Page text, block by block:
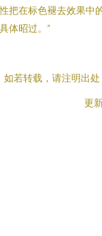
把在标色褪去效果中
体昭过。”
如若转载，请注明出
更